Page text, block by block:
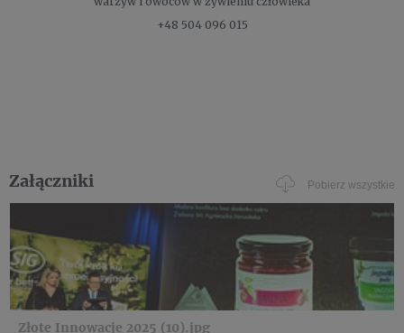
+48 504 096 015
Załączniki Pobierz wszystkie
Złote Innowacje 2025 (10).jpg